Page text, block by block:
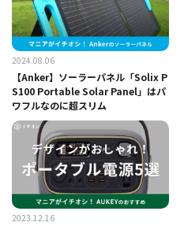
2024.08.06
【Anker】ソーラーパネル「Solix P
S100 Portable Solar Panel」はパ
ワフルなのに超スリム
2023.12.16